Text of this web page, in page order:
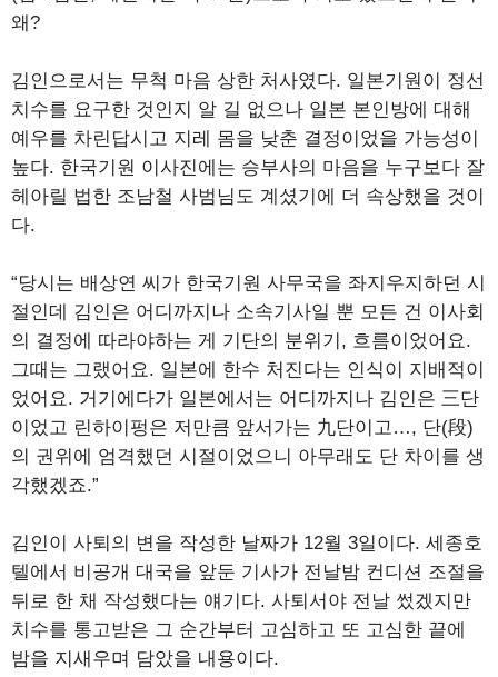
왜?
김인으로서는 무척 마음 상한 처사였다. 일본기원이 정선
치수를 요구한 것인지 알 길 없으나 일본 본인방에 대해
예우를 차린답시고 지레 몸을 낮춘 결정이었을 가능성이
높다. 한국기원 이사진에는 승부사의 마음을 누구보다 잘
헤아릴 법한 조남철 사범님도 계셨기에 더 속상했을 것이
다.
“당시는 배상연 씨가 한국기원 사무국을 좌지우지하던 시
절인데 김인은 어디까지나 소속기사일 뿐 모든 건 이사회
의 결정에 따라야하는 게 기단의 분위기, 흐름이었어요.
그때는 그랬어요. 일본에 한수 처진다는 인식이 지배적이
었어요. 거기에다가 일본에서는 어디까지나 김인은 三단
이었고 린하이펑은 저만큼 앞서가는 九단이고…, 단(段)
의 권위에 엄격했던 시절이었으니 아무래도 단 차이를 생
각했겠죠.”
김인이 사퇴의 변을 작성한 날짜가 12월 3일이다. 세종호
텔에서 비공개 대국을 앞둔 기사가 전날밤 컨디션 조절을
뒤로 한 채 작성했다는 얘기다. 사퇴서야 전날 썼겠지만
치수를 통고받은 그 순간부터 고심하고 또 고심한 끝에
밤을 지새우며 담았을 내용이다.